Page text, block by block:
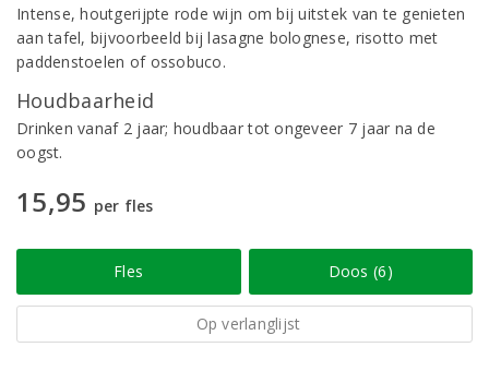
Intense, houtgerijpte rode wijn om bij uitstek van te genieten
aan tafel, bijvoorbeeld bij lasagne bolognese, risotto met
paddenstoelen of ossobuco.
Houdbaarheid
Drinken vanaf 2 jaar; houdbaar tot ongeveer 7 jaar na de
oogst.
15,95 per fles
Fles Doos (6)
Op verlanglijst